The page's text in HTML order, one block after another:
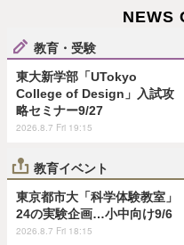
NEWS
教育・受験
東大新学部「UTokyo
College of Design」入試攻
略セミナー9/27
2026.8.7 Fri 19:15
教育イベント
東京都市大「科学体験教室」
24の実験企画…小中向け9/6
2026.8.7 Fri 18:15